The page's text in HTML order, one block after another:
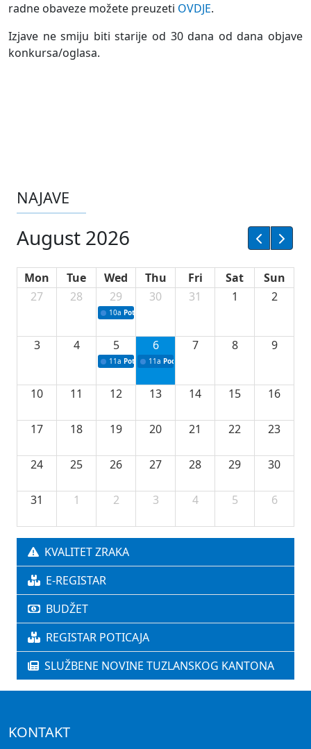
radne obaveze možete preuzeti OVDJE.
Izjave ne smiju biti starije od 30 dana od dana objave
konkursa/oglasa.
NAJAVE
August 2026
Mon Tue Wed Thu Fri Sat
Sun
27
28 29
10a Potpisivanje ugovora sa neprofitnim
30 31 1 2
3 4 5
11a Potpisivanje ugovora o stipendijama za
6
11a Podrška razvoju vodne infrastrukture u
7 8 9
10 11 12 13 14 15 16
17 18 19 20 21 22 23
24 25 26 27 28 29 30
31 1 2 3 4 5 6
KVALITET ZRAKA
E-REGISTAR
BUDŽET
REGISTAR POTICAJA
SLUŽBENE NOVINE TUZLANSKOG KANTONA
KONTAKT